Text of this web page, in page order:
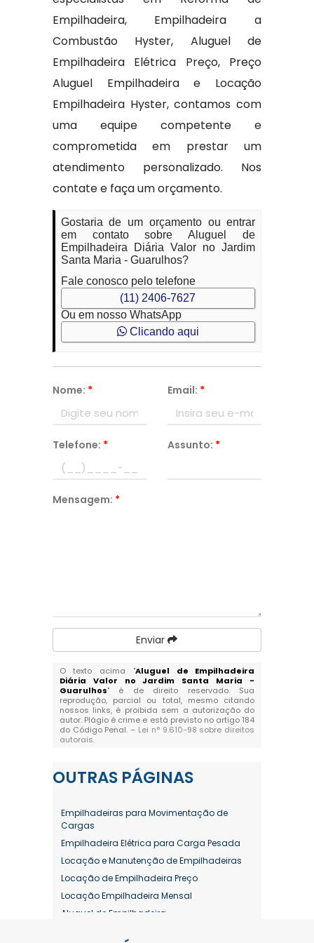
Empilhadeira, Empilhadeira a
Combustão Hyster, Aluguel de
Empilhadeira Elétrica Preço, Preço
Aluguel Empilhadeira e Locação
Empilhadeira Hyster, contamos com
uma equipe competente e
comprometida em prestar um
atendimento personalizado. Nos
contate e faça um orçamento.
Gostaria de um orçamento ou entrar
em contato sobre Aluguel de
Empilhadeira Diária Valor no Jardim
Santa Maria - Guarulhos?
Fale conosco pelo telefone
(11) 2406-7627
Ou em nosso WhatsApp
Clicando aqui
Nome: * Email: *
Telefone: * Assunto: *
Mensagem: *
Enviar
O texto acima "Aluguel de Empilhadeira
Diária Valor no Jardim Santa Maria -
Guarulhos" é de direito reservado. Sua
reprodução, parcial ou total, mesmo citando
nossos links, é proibida sem a autorização do
autor. Plágio é crime e está previsto no artigo 184
do Código Penal. – Lei n° 9.610-98 sobre direitos
autorais.
OUTRAS PÁGINAS
Empilhadeiras para Movimentação de
Cargas
Empilhadeira Elétrica para Carga Pesada
Locação e Manutenção de Empilhadeiras
Locação de Empilhadeira Preço
Locação Empilhadeira Mensal
Aluguel de Empilhadeira